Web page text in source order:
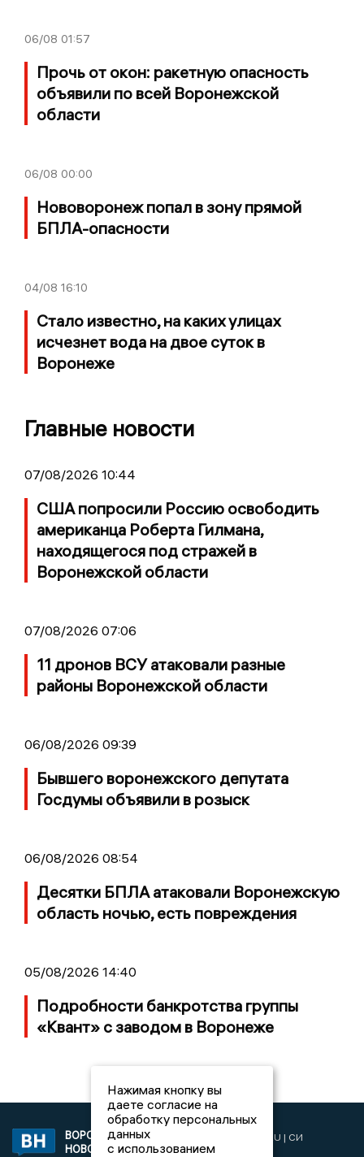
06/08 01:57
Прочь от окон: ракетную опасность
объявили по всей Воронежской
области
06/08 00:00
Нововоронеж попал в зону прямой
БПЛА-опасности
04/08 16:10
Стало известно, на каких улицах
исчезнет вода на двое суток в
Воронеже
Главные новости
07/08/2026 10:44
США попросили Россию освободить
американца Роберта Гилмана,
находящегося под стражей в
Воронежской области
07/08/2026 07:06
11 дронов ВСУ атаковали разные
районы Воронежской области
06/08/2026 09:39
Бывшего воронежского депутата
Госдумы объявили в розыск
06/08/2026 08:54
Десятки БПЛА атаковали Воронежскую
область ночью, есть повреждения
05/08/2026 14:40
Подробности банкротства группы
«Квант» с заводом в Воронеже
ВОРОНЕЖСКИЕ
НОВОСТИ
2019 © VORONEZHNEWS.RU | СИ
«Воронежские новости»
Нажимая кнопку вы
даете согласие на
обработку персональных
данных
с использованием